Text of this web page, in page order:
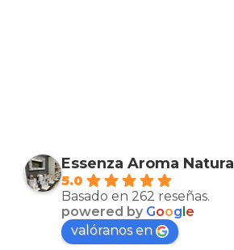
Essenza Aroma Natura
5.0
Basado en 262 reseñas.
powered by Goog e
valóranos en